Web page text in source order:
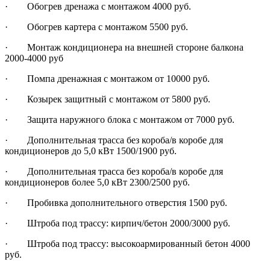
· Обогрев дренажа с монтажом 4000 руб.
· Обогрев картера с монтажом 5500 руб.
· Монтаж кондиционера на внешней стороне балкона
2000-4000 руб
· Помпа дренажная с монтажом от 10000 руб.
· Козырек защитный с монтажом от 5800 руб.
· Защита наружного блока с монтажом от 7000 руб.
· Дополнительная трасса без короба/в коробе для
кондиционеров до 5,0 кВт 1500/1900 руб.
· Дополнительная трасса без короба/в коробе для
кондиционеров более 5,0 кВт 2300/2500 руб.
· Пробивка дополнительного отверстия 1500 руб.
· Штроба под трассу: кирпич/бетон 2000/3000 руб.
· Штроба под трассу: высокоармированный бетон 4000
руб.